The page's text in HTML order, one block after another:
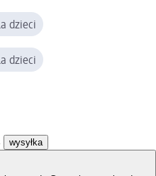
dzieci
dzieci
wysyłka